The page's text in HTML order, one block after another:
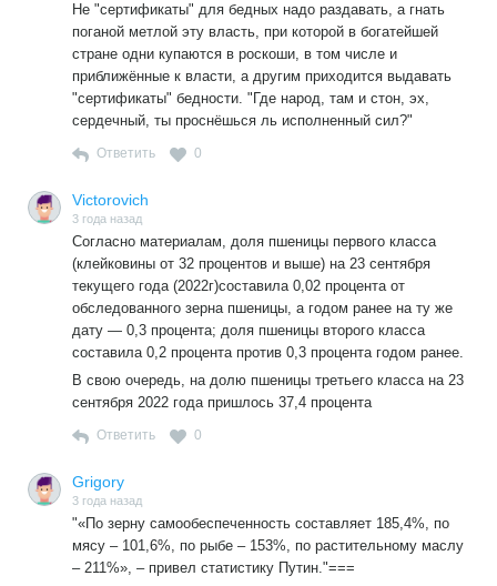
Не "сертификаты" для бедных надо раздавать, а гнать
поганой метлой эту власть, при которой в богатейшей
стране одни купаются в роскоши, в том числе и
приближённые к власти, а другим приходится выдавать
"сертификаты" бедности. "Где народ, там и стон, эх,
сердечный, ты проснёшься ль исполненный сил?"
Ответить 0
Victorovich
3 года назад
Согласно материалам, доля пшеницы первого класса
(клейковины от 32 процентов и выше) на 23 сентября
текущего года (2022г)составила 0,02 процента от
обследованного зерна пшеницы, а годом ранее на ту же
дату — 0,3 процента; доля пшеницы второго класса
составила 0,2 процента против 0,3 процента годом ранее.
В свою очередь, на долю пшеницы третьего класса на 23
сентября 2022 года пришлось 37,4 процента
Ответить 0
Grigory
3 года назад
"«По зерну самообеспеченность составляет 185,4%, по
мясу – 101,6%, по рыбе – 153%, по растительному маслу
– 211%», – привел статистику Путин."===